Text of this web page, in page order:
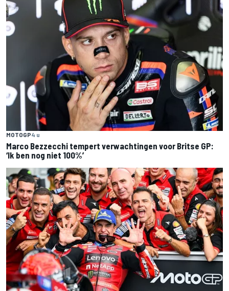
MOTOGP4 u
Marco Bezzecchi tempert verwachtingen voor Britse GP:
‘Ik ben nog niet 100%’